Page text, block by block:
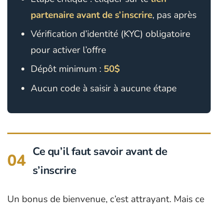
partenaire avant de s’inscrire, pas après
Vérification d’identité (KYC) obligatoire
pour activer l’offre
Dépôt minimum : 50$
Aucun code à saisir à aucune étape
04 Ce qu’il faut savoir avant de
s’inscrire
Un bonus de bienvenue, c’est attrayant. Mais ce